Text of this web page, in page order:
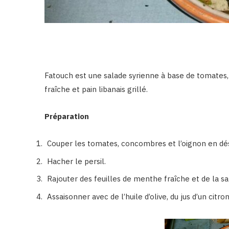
Fatouch est une salade syrienne à base de
fraîche et pain libanais grillé.
Préparation
Couper les tomates, concombres et l’oignon en
Hacher le persil.
Rajouter des feuilles de menthe fraîche et de la
Assaisonner avec de l’huile d’olive, du jus d’un